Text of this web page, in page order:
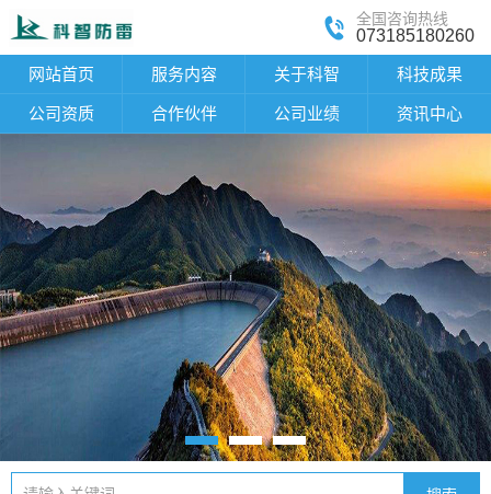
全国咨询热线
073185180260
网站首页 服务内容 关于科智 科技成果
公司资质 合作伙伴 公司业绩 资讯中心